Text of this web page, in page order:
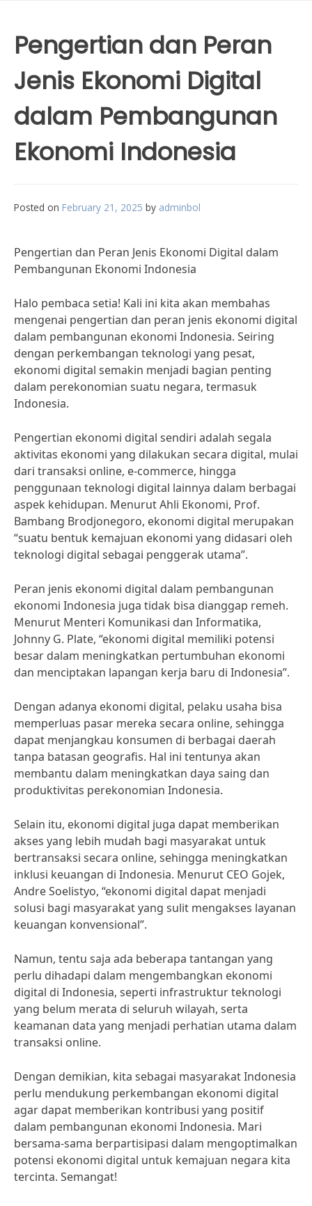
Pengertian dan Peran
Jenis Ekonomi Digital
dalam Pembangunan
Ekonomi Indonesia
Posted on February 21, 2025 by adminbol
Pengertian dan Peran Jenis Ekonomi Digital dalam
Pembangunan Ekonomi Indonesia
Halo pembaca setia! Kali ini kita akan membahas
mengenai pengertian dan peran jenis ekonomi digital
dalam pembangunan ekonomi Indonesia. Seiring
dengan perkembangan teknologi yang pesat,
ekonomi digital semakin menjadi bagian penting
dalam perekonomian suatu negara, termasuk
Indonesia.
Pengertian ekonomi digital sendiri adalah segala
aktivitas ekonomi yang dilakukan secara digital, mulai
dari transaksi online, e-commerce, hingga
penggunaan teknologi digital lainnya dalam berbagai
aspek kehidupan. Menurut Ahli Ekonomi, Prof.
Bambang Brodjonegoro, ekonomi digital merupakan
“suatu bentuk kemajuan ekonomi yang didasari oleh
teknologi digital sebagai penggerak utama”.
Peran jenis ekonomi digital dalam pembangunan
ekonomi Indonesia juga tidak bisa dianggap remeh.
Menurut Menteri Komunikasi dan Informatika,
Johnny G. Plate, “ekonomi digital memiliki potensi
besar dalam meningkatkan pertumbuhan ekonomi
dan menciptakan lapangan kerja baru di Indonesia”.
Dengan adanya ekonomi digital, pelaku usaha bisa
memperluas pasar mereka secara online, sehingga
dapat menjangkau konsumen di berbagai daerah
tanpa batasan geografis. Hal ini tentunya akan
membantu dalam meningkatkan daya saing dan
produktivitas perekonomian Indonesia.
Selain itu, ekonomi digital juga dapat memberikan
akses yang lebih mudah bagi masyarakat untuk
bertransaksi secara online, sehingga meningkatkan
inklusi keuangan di Indonesia. Menurut CEO Gojek,
Andre Soelistyo, “ekonomi digital dapat menjadi
solusi bagi masyarakat yang sulit mengakses layanan
keuangan konvensional”.
Namun, tentu saja ada beberapa tantangan yang
perlu dihadapi dalam mengembangkan ekonomi
digital di Indonesia, seperti infrastruktur teknologi
yang belum merata di seluruh wilayah, serta
keamanan data yang menjadi perhatian utama dalam
transaksi online.
Dengan demikian, kita sebagai masyarakat Indonesia
perlu mendukung perkembangan ekonomi digital
agar dapat memberikan kontribusi yang positif
dalam pembangunan ekonomi Indonesia. Mari
bersama-sama berpartisipasi dalam mengoptimalkan
potensi ekonomi digital untuk kemajuan negara kita
tercinta. Semangat!